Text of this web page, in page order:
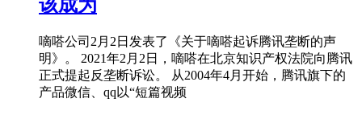
该成为
嘀嗒公司2月2日发表了《关于嘀嗒起诉腾讯垄断的声
明》。 2021年2月2日，嘀嗒在北京知识产权法院向腾讯
正式提起反垄断诉讼。 从2004年4月开始，腾讯旗下的
产品微信、qq以“短篇视频